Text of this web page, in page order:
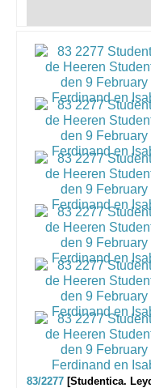
83/2277 [Studentica.